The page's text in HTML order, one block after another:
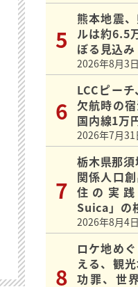
熊本地震
ルは約6.5
ぼる見込み
2026年8月3日
LCCピー
欠航時の宿
国内線1万
2026年7月31
栃木県那須
関係人口
住の実
Suica」の
2026年8月4日
ロケ地め
える、観
功罪、世